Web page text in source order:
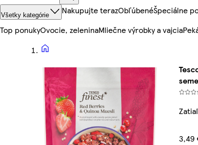
Všetky kategórie Nakupujte terazObľúbenéŠpeciálne
Top ponukyOvocie, zeleninaMliečne výrobky a vajcia
3,49